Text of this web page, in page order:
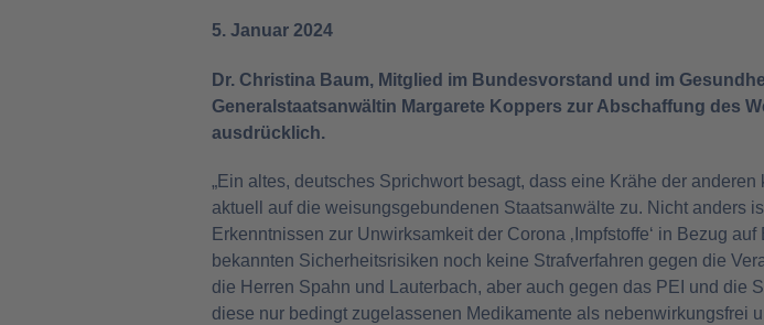
5. Januar 2024
Dr. Christina Baum, Mitglied im Bundesvorstand und im
Generalstaatsanwältin Margarete Koppers zur Abschaffung des
ausdrücklich.
„Ein altes, deutsches Sprichwort besagt, dass eine Krähe der
aktuell auf die weisungsgebundenen Staatsanwälte zu. Nicht anders
Erkenntnissen zur Unwirksamkeit der Corona ‚Impfstoffe‘ in Bezug
bekannten Sicherheitsrisiken noch keine Strafverfahren gegen die
die Herren Spahn und Lauterbach, aber auch gegen das PEI und die
diese nur bedingt zugelassenen Medikamente als nebenwirkungsfrei